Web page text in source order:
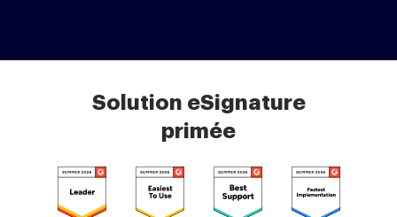
Solution eSignature
primée